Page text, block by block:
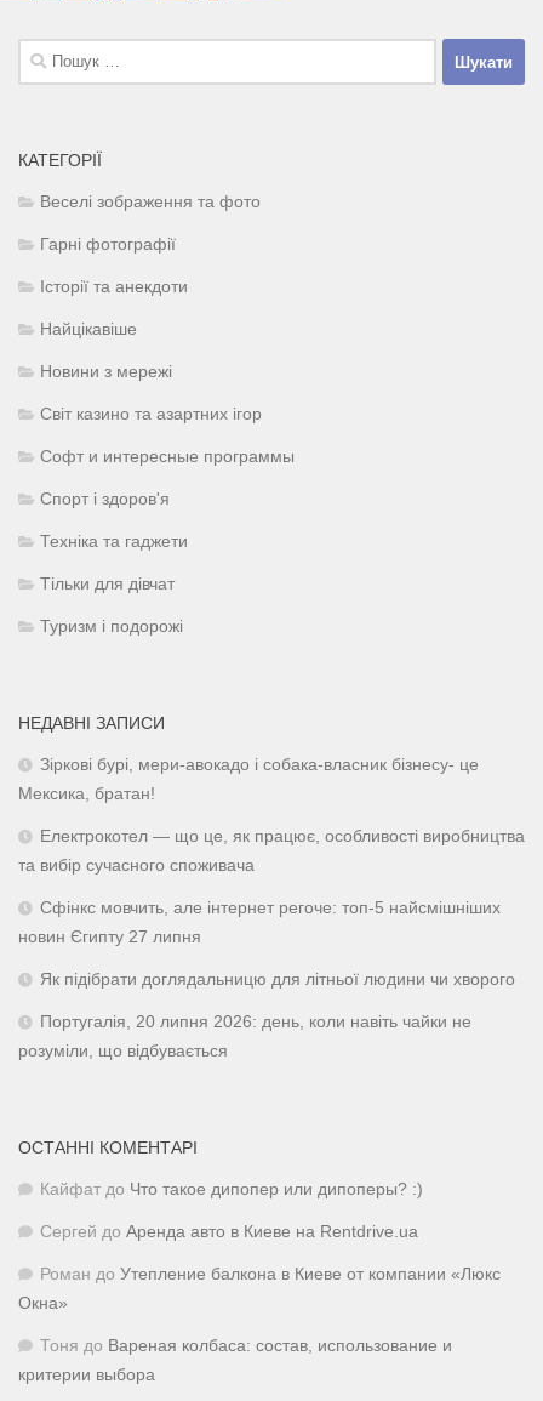
Пошук:
КАТЕГОРІЇ
Веселі зображення та фото
Гарні фотографії
Історії та анекдоти
Найцікавіше
Новини з мережі
Світ казино та азартних ігор
Софт и интересные программы
Спорт і здоров'я
Техніка та гаджети
Тільки для дівчат
Туризм і подорожі
НЕДАВНІ ЗАПИСИ
Зіркові бурі, мери-авокадо і собака-власник бізнесу- це
Мексика, братан!
Електрокотел — що це, як працює, особливості виробництва
та вибір сучасного споживача
Сфінкс мовчить, але інтернет регоче: топ-5 найсмішніших
новин Єгипту 27 липня
Як підібрати доглядальницю для літньої людини чи хворого
Португалія, 20 липня 2026: день, коли навіть чайки не
розуміли, що відбувається
ОСТАННІ КОМЕНТАРІ
Кайфат до Что такое дипопер или дипоперы? :)
Сергей до Аренда авто в Киеве на Rentdrive.ua
Роман до Утепление балкона в Киеве от компании «Люкс
Окна»
Тоня до Вареная колбаса: состав, использование и
критерии выбора